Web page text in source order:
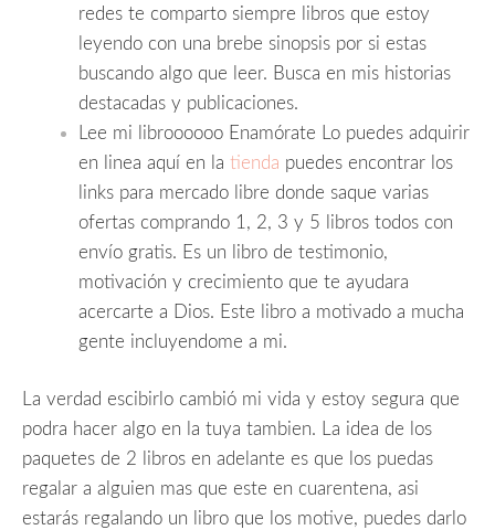
redes te comparto siempre libros que estoy
leyendo con una brebe sinopsis por si estas
buscando algo que leer. Busca en mis historias
destacadas y publicaciones.
Lee mi libroooooo Enamórate Lo puedes adquirir
en linea aquí en la tienda puedes encontrar los
links para mercado libre donde saque varias
ofertas comprando 1, 2, 3 y 5 libros todos con
envío gratis. Es un libro de testimonio,
motivación y crecimiento que te ayudara
acercarte a Dios. Este libro a motivado a mucha
gente incluyendome a mi.
La verdad escibirlo cambió mi vida y estoy segura que
podra hacer algo en la tuya tambien. La idea de los
paquetes de 2 libros en adelante es que los puedas
regalar a alguien mas que este en cuarentena, asi
estarás regalando un libro que los motive, puedes darlo